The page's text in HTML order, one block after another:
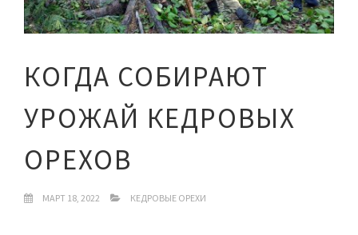
КОГДА СОБИРАЮТ
УРОЖАЙ КЕДРОВЫХ
ОРЕХОВ
МАРТ 18, 2022 КЕДРОВЫЕ ОРЕХИ